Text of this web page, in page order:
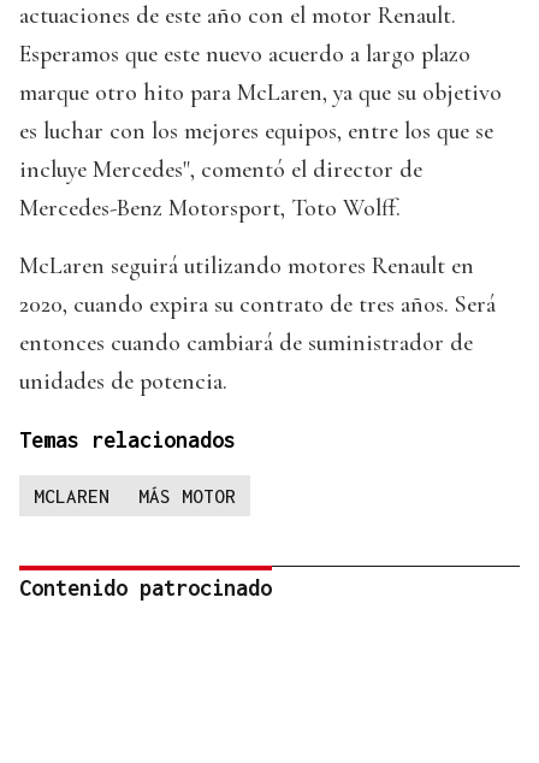
actuaciones de este año con el motor Renault.
Esperamos que este nuevo acuerdo a largo plazo
marque otro hito para McLaren, ya que su objetivo
es luchar con los mejores equipos, entre los que se
incluye Mercedes", comentó el director de
Mercedes-Benz Motorsport, Toto Wolff.
McLaren seguirá utilizando motores Renault en
2020, cuando expira su contrato de tres años. Será
entonces cuando cambiará de suministrador de
unidades de potencia.
Temas relacionados
MCLAREN MÁS MOTOR
Contenido patrocinado